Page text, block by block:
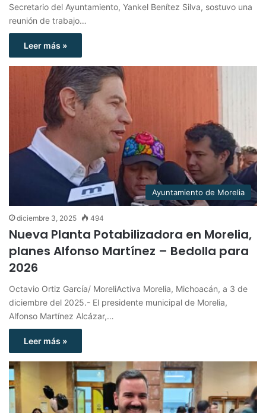
Secretario del Ayuntamiento, Yankel Benítez Silva, sostuvo una
reunión de trabajo…
Leer más »
Ayuntamiento de Morelia
diciembre 3, 2025 494
Nueva Planta Potabilizadora en Morelia,
planes Alfonso Martínez – Bedolla para
2026
Octavio Ortiz García/ MoreliActiva Morelia, Michoacán, a 3 de
diciembre del 2025.- El presidente municipal de Morelia,
Alfonso Martínez Alcázar,…
Leer más »